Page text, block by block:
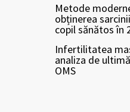
Metode
obținerea
copil sănătos în
Infertilitatea
analiza de
OMS